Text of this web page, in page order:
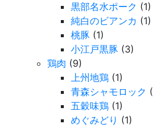
黒部名水ポーク (1)
純白のビアンカ (1)
桃豚 (1)
小江戸黒豚 (3)
鶏肉 (9)
上州地鶏 (1)
青森シャモロック
五穀味鶏 (1)
めぐみどり (1)